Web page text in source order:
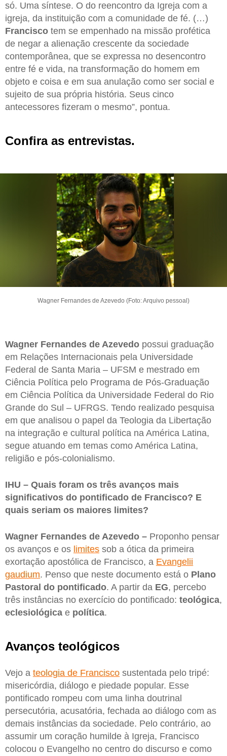
só. Uma síntese. O do reencontro da Igreja com a
igreja, da instituição com a comunidade de fé. (…)
Francisco tem se empenhado na missão profética
de negar a alienação crescente da sociedade
contemporânea, que se expressa no desencontro
entre fé e vida, na transformação do homem em
objeto e coisa e em sua anulação como ser social e
sujeito de sua própria história. Seus cinco
antecessores fizeram o mesmo”, pontua.
Confira as entrevistas.
Wagner Fernandes de Azevedo (Foto: Arquivo pessoal)
Wagner Fernandes de Azevedo possui graduação
em Relações Internacionais pela Universidade
Federal de Santa Maria – UFSM e mestrado em
Ciência Política pelo Programa de Pós-Graduação
em Ciência Política da Universidade Federal do Rio
Grande do Sul – UFRGS. Tendo realizado pesquisa
em que analisou o papel da Teologia da Libertação
na integração e cultural política na América Latina,
segue atuando em temas como América Latina,
religião e pós-colonialismo.
IHU – Quais foram os três avanços mais
significativos do pontificado de Francisco? E
quais seriam os maiores limites?
Wagner Fernandes de Azevedo – Proponho pensar
os avanços e os limites sob a ótica da primeira
exortação apostólica de Francisco, a Evangelii
gaudium. Penso que neste documento está o Plano
Pastoral do pontificado. A partir da EG, percebo
três instâncias no exercício do pontificado: teológica,
eclesiológica e política.
Avanços teológicos
Vejo a teologia de Francisco sustentada pelo tripé:
misericórdia, diálogo e piedade popular. Esse
pontificado rompeu com uma linha doutrinal
persecutória, acusatória, fechada ao diálogo com as
demais instâncias da sociedade. Pelo contrário, ao
assumir um coração humilde à Igreja, Francisco
colocou o Evangelho no centro do discurso e como